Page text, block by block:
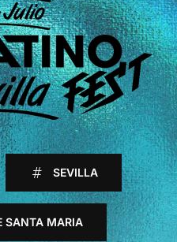
SEVILLA
SANTA MARIA